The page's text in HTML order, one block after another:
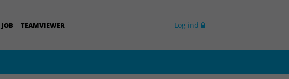
JOB TEAMVIEWER Log ind